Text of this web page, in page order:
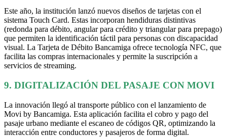
Este año, la institución lanzó nuevos diseños de tarjetas con el
sistema Touch Card. Estas incorporan hendiduras distintivas
(redonda para débito, angular para crédito y triangular para prepago)
que permiten la identificación táctil para personas con discapacidad
visual. La Tarjeta de Débito Bancamiga ofrece tecnología NFC, que
facilita las compras internacionales y permite la suscripción a
servicios de streaming.
9. DIGITALIZACIÓN DEL PASAJE CON MOVI
La innovación llegó al transporte público con el lanzamiento de
Movi by Bancamiga. Esta aplicación facilita el cobro y pago del
pasaje urbano mediante el escaneo de códigos QR, optimizando la
interacción entre conductores y pasajeros de forma digital.